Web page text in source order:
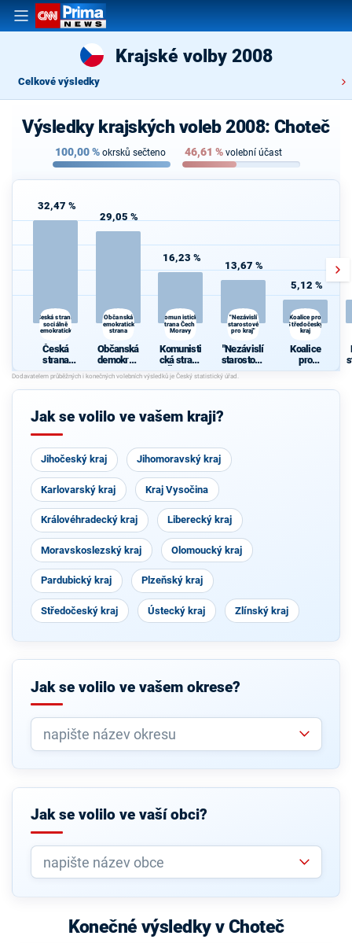
Krajské volby 2008
Celkové výsledky
Výsledky krajských voleb 2008: Choteč
100,00% okrsků sečteno 46,61 % volební účast
32,47 %
Česká strana
sociálně
demokratická
Česká
strana
sociálně
demokrati
cká
29,05 %
Občanská
demokratická
strana
Občanská
demokrati
cká strana
16,23 %
Komunistická
strana Čech a
Moravy
Komunisti
cká strana
Čech a
Moravy
13,67 %
"Nezávislí
starostové
pro kraj"
"Nezávislí
starostové
pro kraj"
5,12 %
Koalice pro
Středočeský
kraj
Koalice
pro
Středočes
Jak se volilo ve vašem kraji?
Jihočeský kraj Jihomoravský kraj
Karlovarský kraj Kraj Vysočina
Královéhradecký kraj Liberecký kraj
Moravskoslezský kraj Olomoucký kraj
Pardubický kraj Plzeňský kraj
Středočeský kraj Ústecký kraj Zlínský kraj
Jak se volilo ve vašem okrese?
Jak se volilo ve vaší obci?
Konečné výsledky v Choteč